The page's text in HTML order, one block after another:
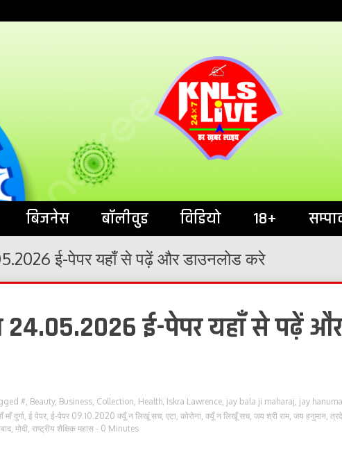
बिजनेस बॉलीवुड विडियो 18+
ई-पेपर यहाँ से पढ़ें और डाउनलोड करे
ई-पेपर यहाँ से पढ़ें और
#, Beauty, Business, Collection, Health, Iskra Lawrence, jay bala ji maharaj, jay
दुर्गा, ई पेपर, ई-पेपर 09.10.2020 क्यूँ न लिखूं सच, एटा, कोरोना, क्यूँ न लिखूँ सच, जय श्री राम, जय हनुमान,
, मोदी, राष्ट्रीय शैक्षिक महास - 0 Minutes